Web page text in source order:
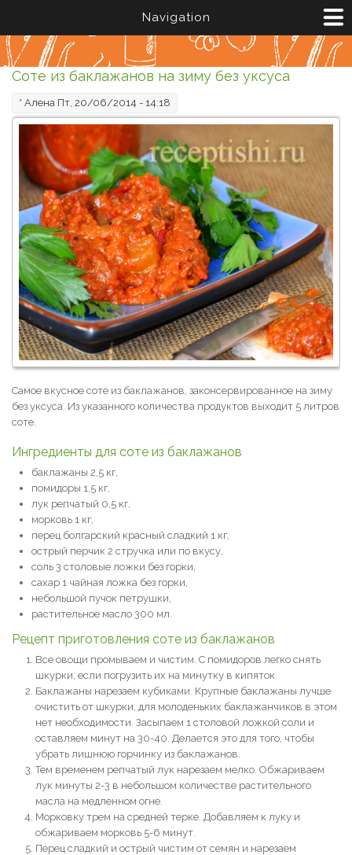
Navigation
Соте из баклажанов на зиму без уксуса
* Алена Пт, 20/06/2014 - 14:18
Самое вкусное соте из баклажанов, законсервированное на зиму
без уксуса. Из указанного количества продуктов выходит 5 литров
соте.
Ингредиенты для соте из баклажанов
баклажаны 2,5 кг,
помидоры 1,5 кг,
лук репчатый 0,5 кг,
морковь 1 кг,
перец болгарский красный сладкий 1 кг,
острый перчик 2 стручка или по вкусу,
соль 3 столовые ложки без горки,
сахар 1 чайная ложка без горки,
небольшой пучок петрушки,
растительное масло 300 мл.
Рецепт приготовления соте из баклажанов
Все овощи промываем и чистим. С помидоров легко снять
шкурки, если погрузить их на минутку в кипяток.
Баклажаны нарезаем кубиками. Крупные баклажаны лучше
очистить от шкурки, для молоденьких баклажанчиков в этом
нет необходимости. Засыпаем 1 столовой ложкой соли и
оставляем минут на 30-40. Делается это для того, чтобы
убрать лишнюю горчинку из баклажанов.
Тем временем репчатый лук нарезаем мелко. Обжариваем
лук минуты 2-3 в небольшом количестве растительного
масла на медленном огне.
Морковку трем на средней терке. Добавляем к луку и
обжариваем морковь 5-6 минут.
Перец сладкий и острый чистим от семян и нарезаем